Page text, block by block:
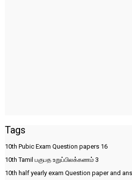
Tags
10th Pubic Exam Question papers 16
10th Tamil பகுபத உறுப்பிலக்கணம் 3
10th half yearly exam Question paper and